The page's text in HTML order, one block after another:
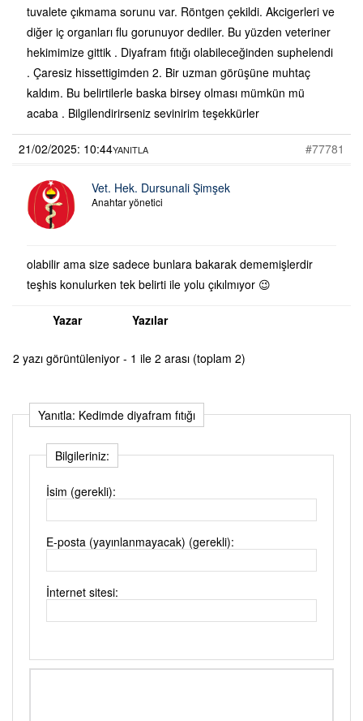
tuvalete çıkmama sorunu var. Röntgen çekildi. Akcigerleri ve
diğer iç organları flu gorunuyor dediler. Bu yüzden veteriner
hekimimize gittik . Diyafram fıtığı olabileceğinden suphelendi
. Çaresiz hissettigimden 2. Bir uzman görüşüne muhtaç
kaldım. Bu belirtilerle baska birsey olması mümkün mü
acaba . Bilgilendirirseniz sevinirim teşekkürler
21/02/2025: 10:44 #77781
YANITLA
Vet. Hek. Dursunali Şimşek
Anahtar yönetici
olabilir ama size sadece bunlara bakarak dememişlerdir
teşhis konulurken tek belirti ile yolu çıkılmıyor 😉
Yazar Yazılar
2 yazı görüntüleniyor - 1 ile 2 arası (toplam 2)
Yanıtla: Kedimde diyafram fıtığı
Bilgileriniz:
İsim (gerekli):
E-posta (yayınlanmayacak) (gerekli):
İnternet sitesi: